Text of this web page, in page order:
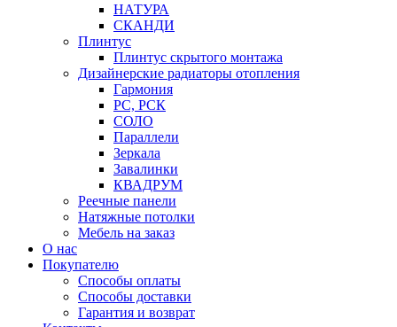
НАТУРА
СКАНДИ
Плинтус
Плинтус скрытого монтажа
Дизайнерские радиаторы отопления
Гармония
РС, РСК
СОЛО
Параллели
Зеркала
Завалинки
КВАДРУМ
Реечные панели
Натяжные потолки
Мебель на заказ
О нас
Покупателю
Способы оплаты
Способы доставки
Гарантия и возврат